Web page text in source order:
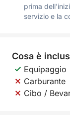
prima
servizio e la
Cosa è
Equipaggio
Carburante
Cibo /